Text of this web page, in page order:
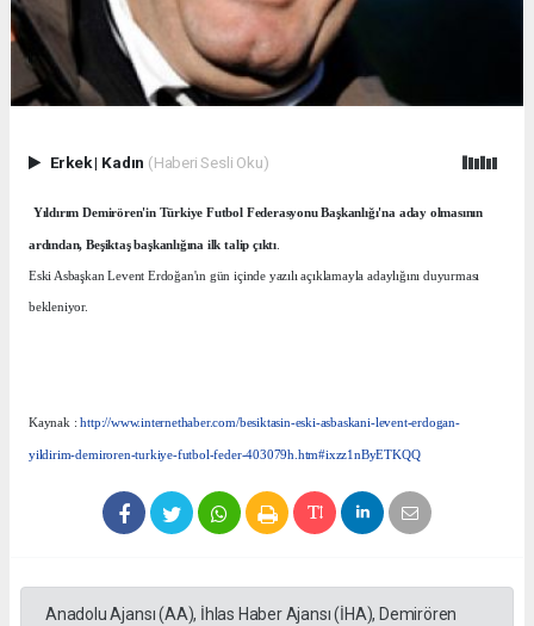
Erkek| Kadın (Haberi Sesli Oku)
Yıldırım Demirören'in Türkiye Futbol Federasyonu Başkanlığı'na aday olmasının
ardından, Beşiktaş başkanlığına ilk talip çıktı.
Eski Asbaşkan Levent Erdoğan'ın gün içinde yazılı açıklamayla adaylığını duyurması
bekleniyor.
Kaynak :http://www.internethaber.com/besiktasin-eski-asbaskani-levent-erdogan-
yildirim-demiroren-turkiye-futbol-feder-403079h.htm#ixzz1nByETKQQ
Anadolu Ajansı (AA), İhlas Haber Ajansı (İHA), Demirören